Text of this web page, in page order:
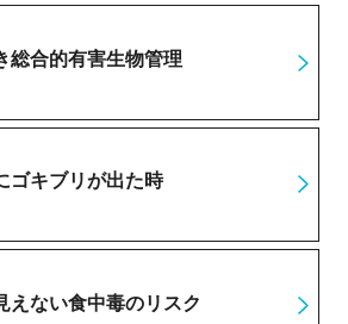
総合的有害生物管理
ゴキブリが出た時
えない食中毒のリスク